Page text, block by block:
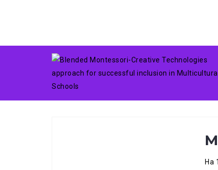
Месец:февруари
На